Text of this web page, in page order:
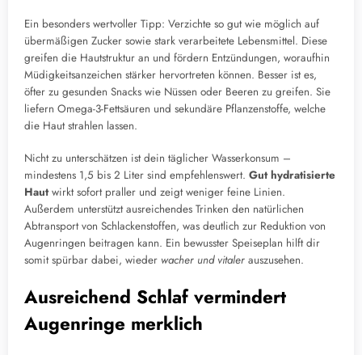
Ein besonders wertvoller Tipp: Verzichte so gut wie möglich auf
übermäßigen Zucker sowie stark verarbeitete Lebensmittel. Diese
greifen die Hautstruktur an und fördern Entzündungen, woraufhin
Müdigkeitsanzeichen stärker hervortreten können. Besser ist es,
öfter zu gesunden Snacks wie Nüssen oder Beeren zu greifen. Sie
liefern Omega-3-Fettsäuren und sekundäre Pflanzenstoffe, welche
die Haut strahlen lassen.
Nicht zu unterschätzen ist dein täglicher Wasserkonsum –
mindestens 1,5 bis 2 Liter sind empfehlenswert. Gut hydratisierte
Hautwirkt sofort praller und zeigt weniger feine Linien.
Außerdem unterstützt ausreichendes Trinken den natürlichen
Abtransport von Schlackenstoffen, was deutlich zur Reduktion von
Augenringen beitragen kann. Ein bewusster Speiseplan hilft dir
somit spürbar dabei, wieder wacher und vitaler auszusehen.
Ausreichend Schlaf vermindert
Augenringe merklich